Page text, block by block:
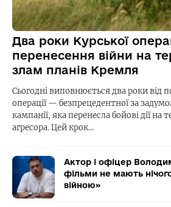
Два роки Курської
перенесення війни на
злам планів Кремля
Сьогодні виповнюється два роки від
операції — безпрецедентної за
кампанії, яка перенесла бойові дії
агресора. Цей крок…
Актор і офіцер
фільми не мають
війною»